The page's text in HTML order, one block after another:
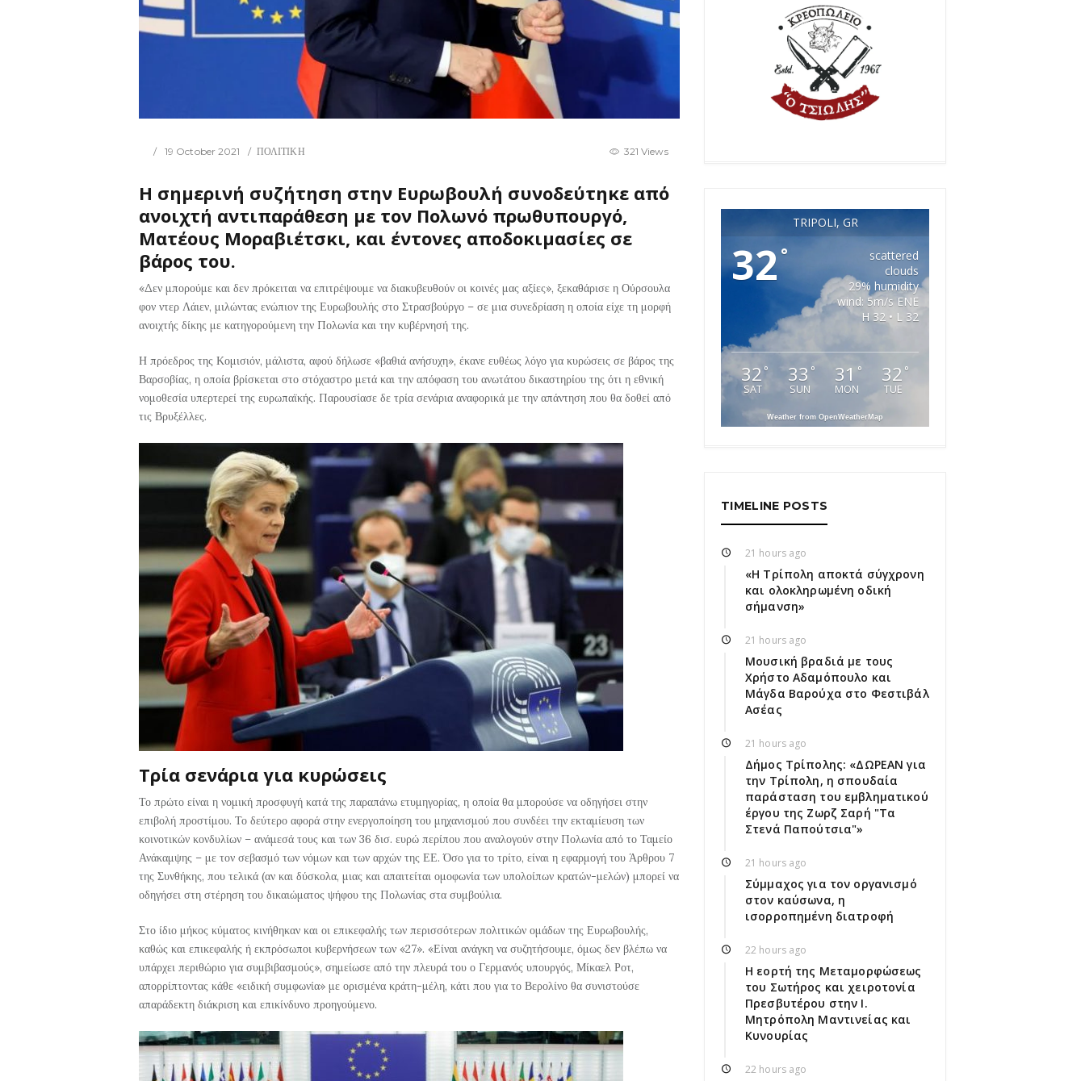
19 October 2021 ΠΟΛΙΤΙΚΗ 321 Views
Η σημερινή συζήτηση στην Ευρωβουλή συνοδεύτηκε από
ανοιχτή αντιπαράθεση με τον Πολωνό πρωθυπουργό,
Ματέους Μοραβιέτσκι, και έντονες αποδοκιμασίες σε
βάρος του.
«Δεν μπορούμε και δεν πρόκειται να επιτρέψουμε να διακυβευθούν οι κοινές μας αξίες», ξεκαθάρισε η Ούρσουλα
φον ντερ Λάιεν, μιλώντας ενώπιον της Ευρωβουλής στο Στρασβούργο – σε μια συνεδρίαση η οποία είχε τη μορφή
ανοιχτής δίκης με κατηγορούμενη την Πολωνία και την κυβέρνησή της.
Η πρόεδρος της Κομισιόν, μάλιστα, αφού δήλωσε «βαθιά ανήσυχη», έκανε ευθέως λόγο για κυρώσεις σε βάρος της
Βαρσοβίας, η οποία βρίσκεται στο στόχαστρο μετά και την απόφαση του ανωτάτου δικαστηρίου της ότι η εθνική
νομοθεσία υπερτερεί της ευρωπαϊκής. Παρουσίασε δε τρία σενάρια αναφορικά με την απάντηση που θα δοθεί από
τις Βρυξέλλες.
Τρία σενάρια για κυρώσεις
Το πρώτο είναι η νομική προσφυγή κατά της παραπάνω ετυμηγορίας, η οποία θα μπορούσε να οδηγήσει στην
επιβολή προστίμου. Το δεύτερο αφορά στην ενεργοποίηση του μηχανισμού που συνδέει την εκταμίευση των
κοινοτικών κονδυλίων – ανάμεσά τους και των 36 δισ. ευρώ περίπου που αναλογούν στην Πολωνία από το Ταμείο
Ανάκαμψης – με τον σεβασμό των νόμων και των αρχών της ΕΕ. Όσο για το τρίτο, είναι η εφαρμογή του Άρθρου 7
της Συνθήκης, που τελικά (αν και δύσκολα, μιας και απαιτείται ομοφωνία των υπολοίπων κρατών-μελών) μπορεί να
οδηγήσει στη στέρηση του δικαιώματος ψήφου της Πολωνίας στα συμβούλια.
Στο ίδιο μήκος κύματος κινήθηκαν και οι επικεφαλής των περισσότερων πολιτικών ομάδων της Ευρωβουλής,
καθώς και επικεφαλής ή εκπρόσωποι κυβερνήσεων των «27». «Είναι ανάγκη να συζητήσουμε, όμως δεν βλέπω να
υπάρχει περιθώριο για συμβιβασμούς», σημείωσε από την πλευρά του ο Γερμανός υπουργός, Μίκαελ Ροτ,
απορρίπτοντας κάθε «ειδική συμφωνία» με ορισμένα κράτη-μέλη, κάτι που για το Βερολίνο θα συνιστούσε
απαράδεκτη διάκριση και επικίνδυνο προηγούμενο.
TRIPOLI, GR
32°
scattered
clouds
29% humidity
wind: 5m/s ENE
H 32 • L 32
32°
SAT
33 °
SUN
31 °
MON
32 °
TUE
Weather from OpenWeatherMap
TIMELINE POSTS
21 hours ago
«Η Τρίπολη αποκτά σύγχρονη
και ολοκληρωμένη οδική
σήμανση»
21 hours ago
Μουσική βραδιά με τους
Χρήστο Αδαμόπουλο και
Μάγδα Βαρούχα στο Φεστιβάλ
Ασέας
21 hours ago
Δήμος Τρίπολης: «ΔΩΡΕΑΝ για
την Τρίπολη, η σπουδαία
παράσταση του εμβληματικού
έργου της Ζωρζ Σαρή "Τα
Στενά Παπούτσια"»
21 hours ago
Σύμμαχος για τον οργανισμό
στον καύσωνα, η
ισορροπημένη διατροφή
22 hours ago
Η εορτή της Μεταμορφώσεως
του Σωτήρος και χειροτονία
Πρεσβυτέρου στην Ι.
Μητρόπολη Μαντινείας και
Κυνουρίας
22 hours ago